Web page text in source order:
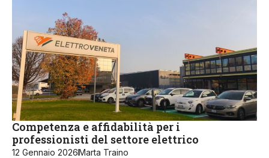
Competenza e affidabilità per i
professionisti del settore elettrico
12 Gennaio 2026Marta Traino